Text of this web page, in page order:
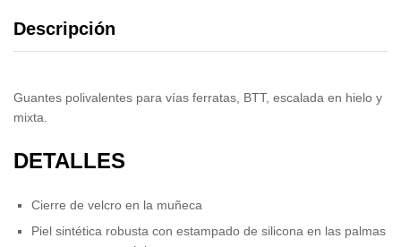
Descripción
Guantes polivalentes para vías ferratas, BTT, escalada en hielo y
mixta.
DETALLES
Cierre de velcro en la muñeca
Piel sintética robusta con estampado de silicona en las palmas